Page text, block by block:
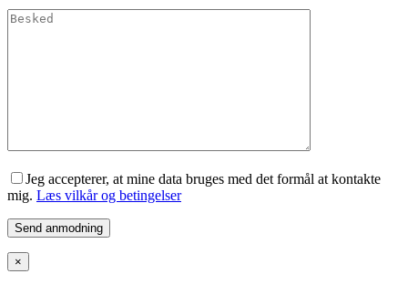
Jeg accepterer, at mine data bruges med det formål at kontakte
mig. Læs vilkår og betingelser
×